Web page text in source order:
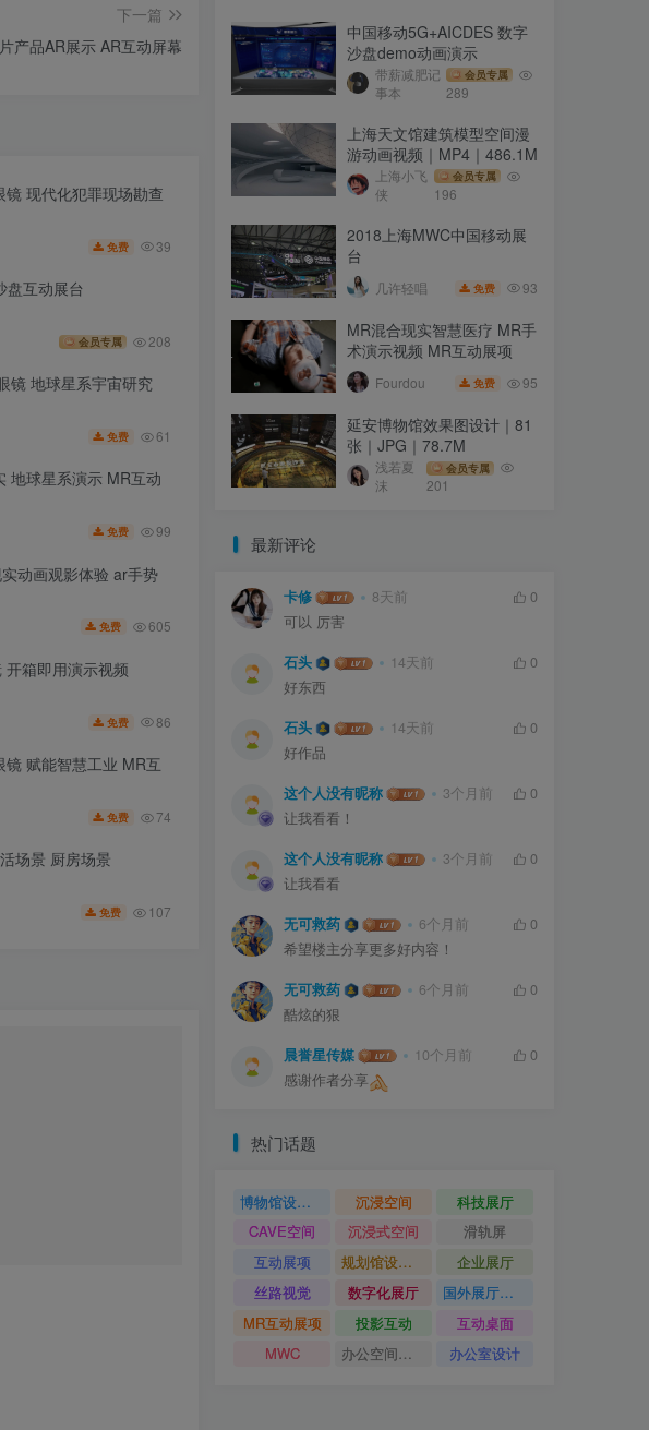
下一篇
产品AR展示 AR互动屏幕
现代化犯罪现场勘查
免费 39
盘互动展台
会员专属 208
镜 地球星系宇宙研究
免费 61
地球星系演示 MR互动
免费 99
动画观影体验 ar手势
免费 605
箱即用演示视频
免费 86
赋能智慧工业 MR互
免费 74
场景 厨房场景
免费 107
中国移动5G+AICDES 数字
沙盘demo动画演示
带薪减肥记
事本
会员专属
289
上海天文馆建筑模型空间漫
游动画视频｜MP4｜486.1M
上海小飞
侠
会员专属
196
2018上海MWC中国移动展
台
几许轻唱 免费 93
MR混合现实智慧医疗 MR手
术演示视频 MR互动展项
Fourdou 免费 95
延安博物馆效果图设计｜81
张｜JPG｜78.7M
浅若夏
沫
会员专属
201
最新评论
卡修 8天前
0
可以 厉害
石头 14天前
0
好东西
石头 14天前
0
好作品
这个人没有昵称 3个月前
0
让我看看！
这个人没有昵称 3个月前
0
让我看看
无可救药 6个月前
0
希望楼主分享更多好内容！
无可救药 6个月前
0
酷炫的狠
晨誉星传媒 10个月前
0
感谢作者分享
热门话题
博物馆设计方案 沉浸空间
科技展厅
CAVE空间
沉浸式空间
滑轨屏
互动展项
规划馆设计方案
企业展厅
丝路视觉
数字化展厅
国外展厅案例
MR互动展项
投影互动
互动桌面
MWC
办公空间设计 办公室设计